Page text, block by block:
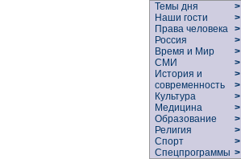
Темы дня
>
Наши гости
>
Права человека >
Россия
>
Время и Мир
>
СМИ
>
История и
современность
>
>
Культура
>
Медицина
>
Образование
>
Религия
>
Спорт
>
Спецпрограммы >